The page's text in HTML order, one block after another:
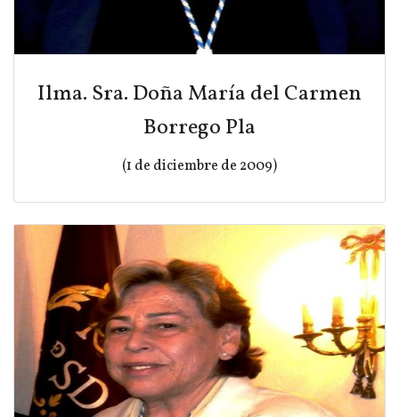
Ilma. Sra. Doña María del Carmen
Borrego Pla
(1 de diciembre de 2009)